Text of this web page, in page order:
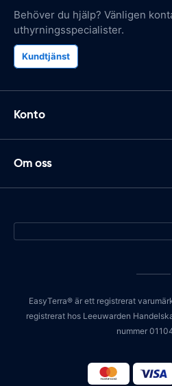
Behöver du hjälp? Vänligen
uthyrningsspecialister.
Kundtjänst
Konto
Om oss
EasyTerra® är ett registrerat
registrerat hos Leeuwarden
nummer